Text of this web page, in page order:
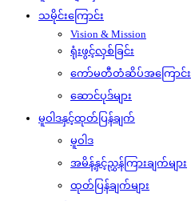
သမိုင်းကြောင်း
Vision & Mission
ရုံးဖွင့်လှစ်ခြင်း
ကော်မတီတံဆိပ်အကြောင်း
ဆောင်ပုဒ်များ
မူဝါဒနှင့်ထုတ်ပြန်ချက်
မူဝါဒ
အမိန့်နှင့်ညွှန်ကြားချက်များ
ထုတ်ပြန်ချက်များ